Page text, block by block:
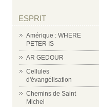
ESPRIT
Amérique : WHERE
PETER IS
AR GEDOUR
Cellules
d'évangélisation
Chemins de Saint
Michel